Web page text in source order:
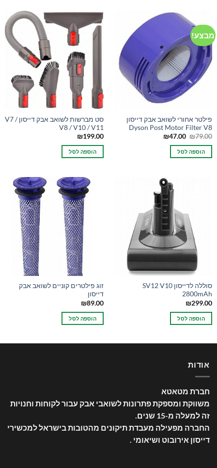
מבצע!
פילטר אחורי לשואב אבק דייסון
Dyson Post Motor Filter V8
₪79.00
המחיר
היה:
₪79.00.
₪47.00
המחיר
הוספה לסל
סט מברשות לשואב אבק דייסון V7 /
V8 / V10 / V11
₪199.00
הוספה לסל
סוללה לדייסון SV12 V10
2800mAh
₪299.00
הוספה לסל
זוג פילטרים קוניים לשואב אבק
דייסון
₪89.00
הוספה לסל
אודות
חברת מטאטא
משווקת ומספקת פתרונות לשואבי אבק עבור לקוחות וחנויות
זה למעלה מ-15 שנים
.
החברה מפעילה מעבדת תיקונים מהטובות בישראל למכשירי
דייסון אירובוט ושיאומי .